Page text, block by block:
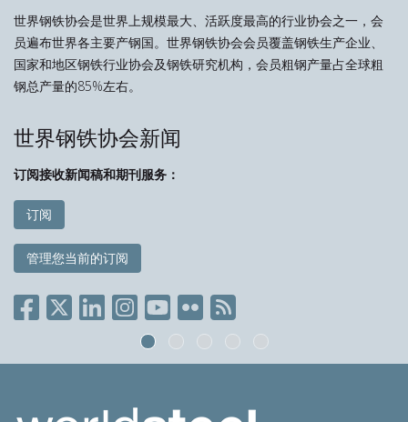
世界钢铁协会是世界上规模最大、活跃度最高的行业协会之一，会
员遍布世界各主要产钢国。世界钢铁协会会员覆盖钢铁生产企业、
国家和地区钢铁行业协会及钢铁研究机构，会员粗钢产量占全球粗
钢总产量的85%左右。
世界钢铁协会新闻
订阅接收新闻稿和期刊服务：
订阅
管理您当前的订阅